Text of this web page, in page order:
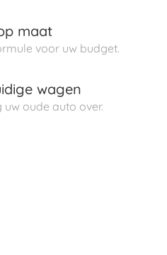
maat
voor uw budget.
wagen
oude auto over.